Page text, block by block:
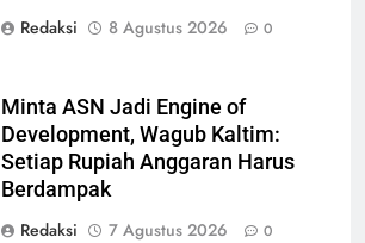
Redaksi
8 Agustus 2026 0
Minta ASN Jadi Engine of
Development, Wagub Kaltim:
Setiap Rupiah Anggaran Harus
Berdampak
Redaksi
7 Agustus 2026 0